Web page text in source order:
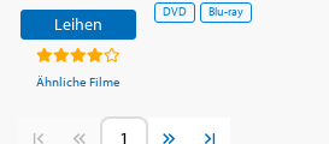
Leihen
Ähnliche Filme
DVD Blu-ray
Vorherige SeiteNächste Seite